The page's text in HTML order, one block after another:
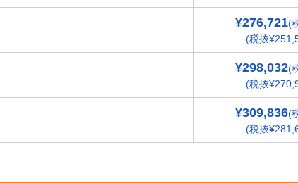
¥276,721(
(税抜
¥298,032(
(税抜
¥309,836(
(税抜